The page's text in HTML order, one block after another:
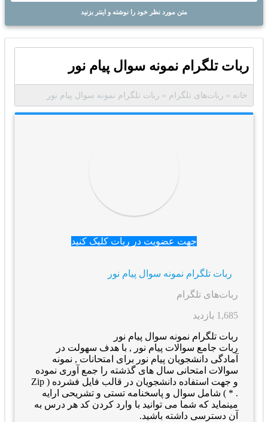
متن مورد نظر خود را نوشته و اینتر بزنید
ربات تلگرام نمونه سوال پیام نور
خانه » ربات‌های تلگرام » ربات تلگرام نمونه سوال پیام نور
جهت عضویت در ربات کلیک کنید
ربات تلگرام نمونه سوال پیام نور
ربات‌های تلگرام
1,685 بازدید
ربات تلگرام نمونه سوال پیام نور
ربات جامع سوالات پیام نور , با هدف سهولت در
آمادگی دانشجویان پیام نور برای امتحانات , نمونه
سوالات امتحانی سال های گذشته را جمع آوری نموده
و جهت استفاده دانشجویان در قالب فایل فشرده ( Zip
. * ) شامل سوال و پاسخنامه تستی و تشریحی ارایه
مینماید که شما می توانید با وارد کردن کد هر درس به
آن دسترسی داشته باشید.